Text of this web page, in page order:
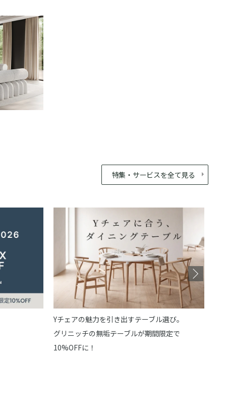
特集・サービスを全て見る
Yチェアの魅力を引き出すテーブル選び。
グリニッチの無垢テーブルが期間限定で
10%OFFに！